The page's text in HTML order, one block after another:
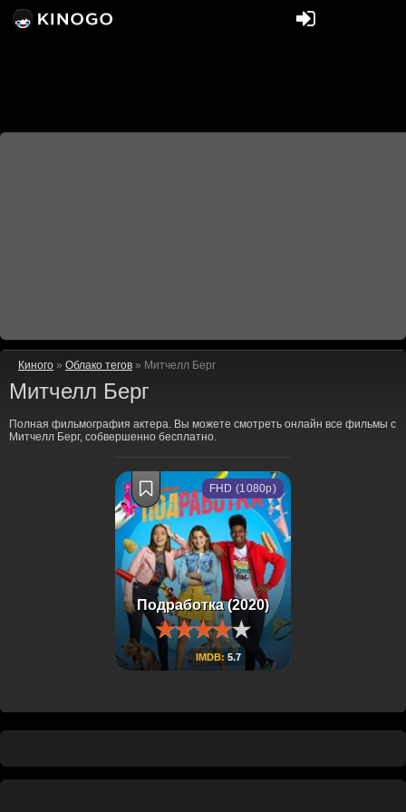
Киного » Облако тегов » Митчелл Берг
Митчелл Берг
Полная фильмография актера. Вы можете смотреть онлайн все фильмы с
Митчелл Берг, собвершенно бесплатно.
Подработка (2020)
IMDB: 5.7
FHD (1080p)